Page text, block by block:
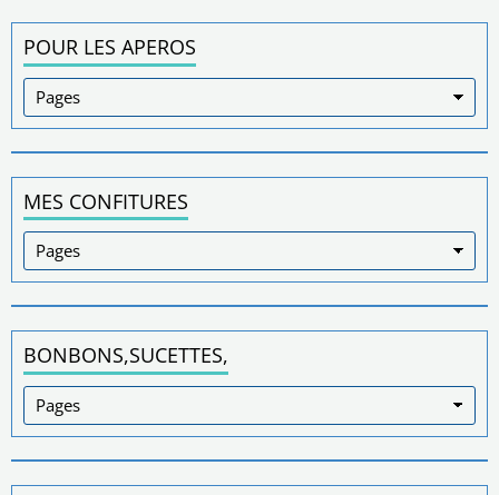
POUR LES APEROS
MES CONFITURES
BONBONS,SUCETTES,